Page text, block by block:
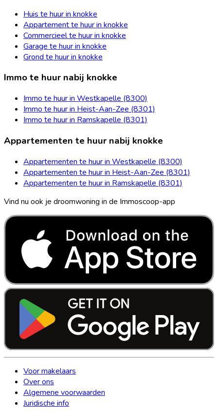
Huis te huur in knokke
Appartement te huur in knokke
Commercieel te huur in knokke
Garage te huur in knokke
Grond te huur in knokke
Immo te huur nabij knokke
Immo te huur in Westkapelle (8300)
Immo te huur in Heist-Aan-Zee (8301)
Immo te huur in Ramskapelle (8301)
Appartementen te huur nabij knokke
Appartementen te huur in Westkapelle (8300)
Appartementen te huur in Heist-Aan-Zee (8301)
Appartementen te huur in Ramskapelle (8301)
Vind nu ook je droomwoning in de Immoscoop-app
Voor makelaars
Over ons
Algemene voorwaarden
Juridische info